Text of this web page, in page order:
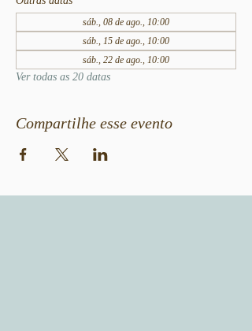
sáb., 08 de ago., 10:00
sáb., 15 de ago., 10:00
sáb., 22 de ago., 10:00
Ver todas as 20 datas
Compartilhe esse evento